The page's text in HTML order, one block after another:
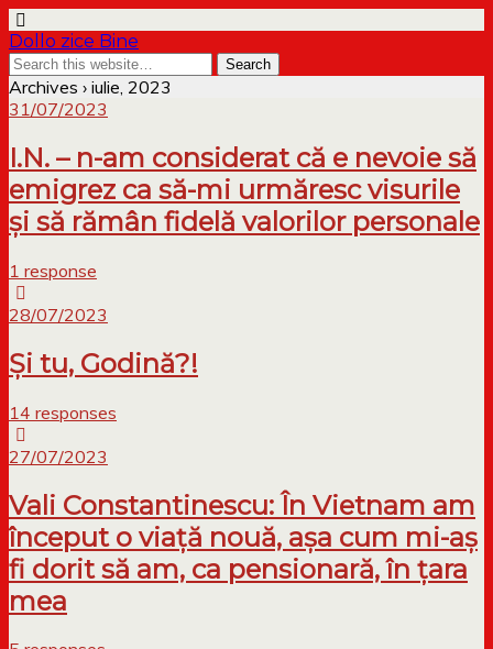
Dollo zice Bine
Archives › iulie, 2023
31/07/2023
I.N. – n-am considerat că e nevoie să
emigrez ca să-mi urmăresc visurile
și să rămân fidelă valorilor personale
1 response
28/07/2023
Și tu, Godină?!
14 responses
27/07/2023
Vali Constantinescu: În Vietnam am
început o viață nouă, așa cum mi-aș
fi dorit să am, ca pensionară, în țara
mea